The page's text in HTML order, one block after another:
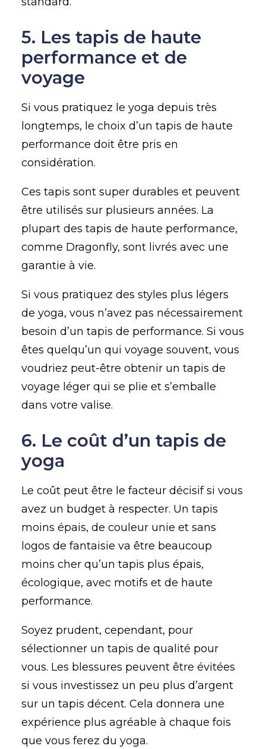
5. Les tapis de haute
performance et de
voyage
Si vous pratiquez le yoga depuis très
longtemps, le choix d’un tapis de haute
performance doit être pris en
considération.
Ces tapis sont super durables et peuvent
être utilisés sur plusieurs années. La
plupart des tapis de haute performance,
comme Dragonfly, sont livrés avec une
garantie à vie.
Si vous pratiquez des styles plus légers
de yoga, vous n’avez pas nécessairement
besoin d’un tapis de performance. Si vous
êtes quelqu’un qui voyage souvent, vous
voudriez peut-être obtenir un tapis de
voyage léger qui se plie et s’emballe
dans votre valise.
6. Le coût d’un tapis de
yoga
Le coût peut être le facteur décisif si vous
avez un budget à respecter. Un tapis
moins épais, de couleur unie et sans
logos de fantaisie va être beaucoup
moins cher qu’un tapis plus épais,
écologique, avec motifs et de haute
performance.
Soyez prudent, cependant, pour
sélectionner un tapis de qualité pour
vous. Les blessures peuvent être évitées
si vous investissez un peu plus d’argent
sur un tapis décent. Cela donnera une
expérience plus agréable à chaque fois
que vous ferez du yoga.